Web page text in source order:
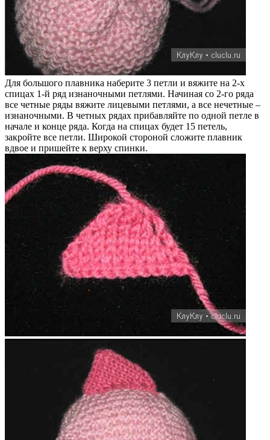
Для большого плавника наберите 3 петли и вяжите на 2-х
спицах 1-й ряд изнаночными петлями. Начиная со 2-го ряда
все четные ряды вяжите лицевыми петлями, а все нечетные –
изнаночными. В четных рядах прибавляйте по одной петле в
начале и конце ряда. Когда на спицах будет 15 петель,
закройте все петли. Широкой стороной сложите плавник
вдвое и пришейте к верху спинки.